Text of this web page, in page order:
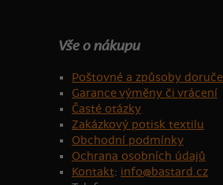
Vše o nákupu
Poštovné a způsoby
Garance výměny či vrácení
Časté otázky
Zakázkový potisk textilu
Obchodní podmínky
Ochrana osobních údajů
Kontakt: info@bastard.cz